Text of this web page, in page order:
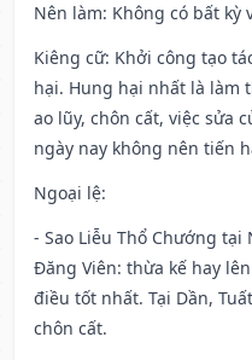
Nên làm: Không có bất kỳ
Kiêng cữ: Khởi công tạo
hại. Hung hại nhất là làm
ao lũy, chôn cất, việc sửa
ngày nay không nên tiến
Ngoại lệ:
- Sao Liễu Thổ Chướng
Đăng Viên: thừa kế hay
điều tốt nhất. Tại Dần,
chôn cất.